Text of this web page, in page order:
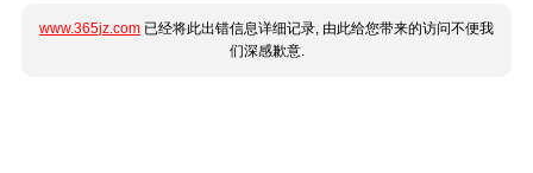
www.365jz.com 已经将此出错信息详细记录, 由此给您带来的访问不便我
们深感歉意.